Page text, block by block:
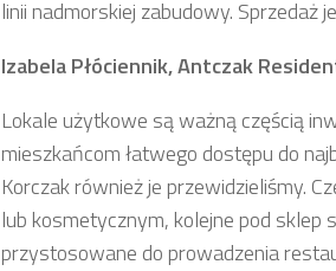
linii nadmorskiej zabudowy. Sprzedaż
Izabela Płóciennik, Antczak
Lokale użytkowe są ważną częścią
mieszkańcom łatwego dostępu do
Korczak również je przewidzieliśmy.
lub kosmetycznym, kolejne pod sklep
przystosowane do prowadzenia